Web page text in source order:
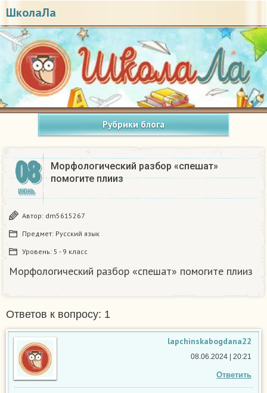
ШколаЛа
Рубрики блога
08
ИЮНЬ
Морфологический разбор «спешат»
помогите плииз
Автор: dm5615267
Предмет: Русский язык
Уровень: 5 - 9 класс
Морфологический разбор «спешат» помогите плииз
Ответов к вопросу: 1
lapchinskabogdana22
Ответить
08.06.2024 | 20:21